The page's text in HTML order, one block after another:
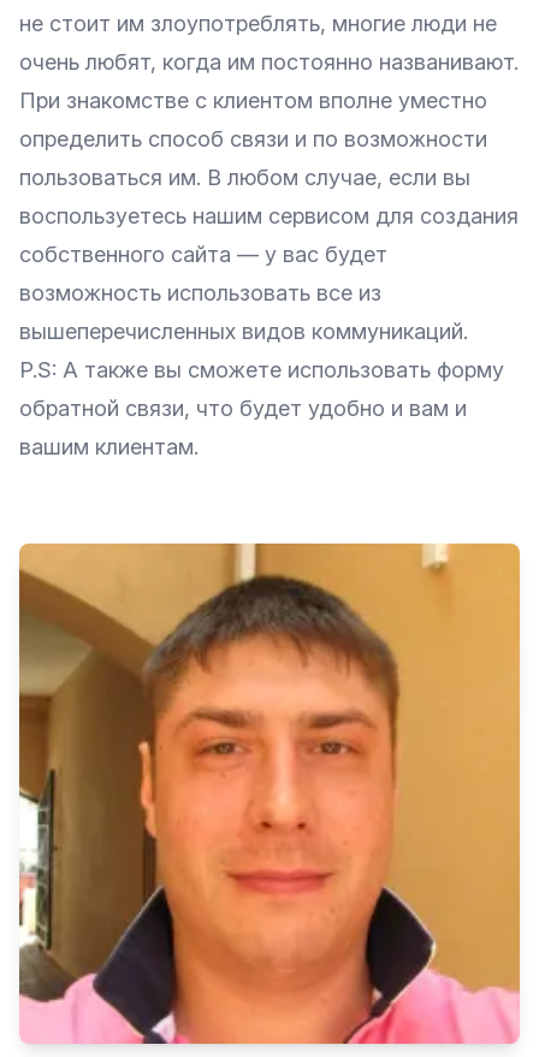
не стоит им злоупотреблять, многие люди не
очень любят, когда им постоянно названивают.
При знакомстве с клиентом вполне уместно
определить способ связи и по возможности
пользоваться им. В любом случае, если вы
воспользуетесь нашим сервисом для создания
собственного сайта — у вас будет
возможность использовать все из
вышеперечисленных видов коммуникаций.
P.S: А также вы сможете использовать форму
обратной связи, что будет удобно и вам и
вашим клиентам.